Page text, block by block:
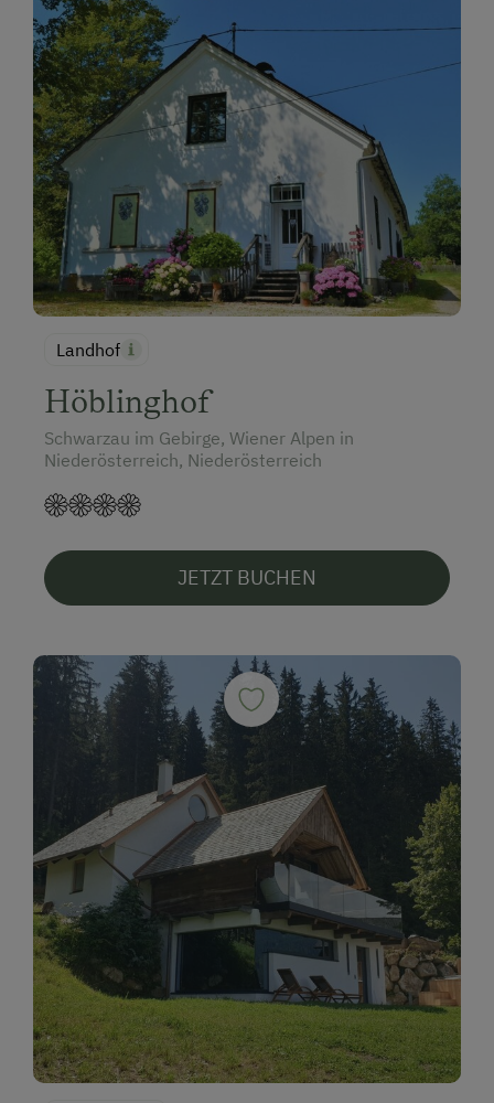
Landhof
Höblinghof
Schwarzau im Gebirge, Wiener Alpen in
Niederösterreich, Niederösterreich
JETZT BUCHEN